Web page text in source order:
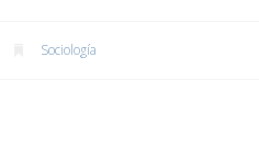
Sociología